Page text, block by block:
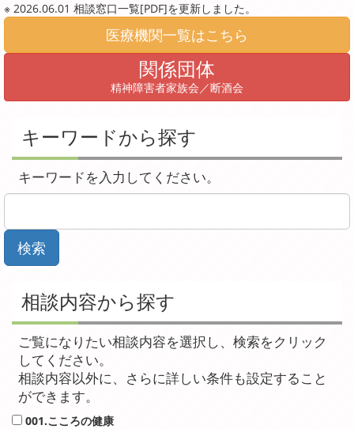
※ 2026.06.01 相談窓口一覧[PDF]を更新しました。
医療機関一覧はこちら
関係団体
精神障害者家族会／断酒会
キーワードから探す
キーワードを入力してください。
相談内容から探す
ご覧になりたい相談内容を選択し、検索をクリック
してください。
相談内容以外に、さらに詳しい条件も設定すること
ができます。
001.こころの健康